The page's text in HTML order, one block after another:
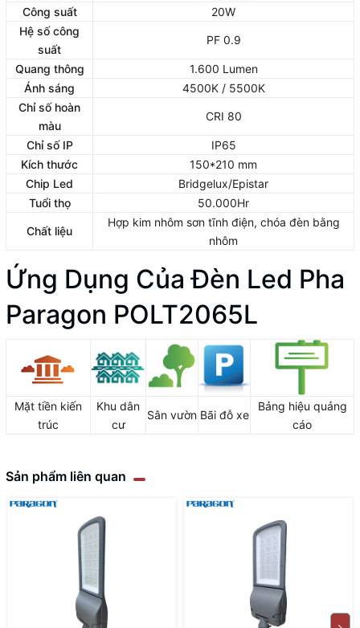
Công suất
20W
Hệ số công
suất
PF 0.9
Quang thông
1.600 Lumen
Ánh sáng
4500K / 5500K
Chỉ số hoàn
màu
CRI 80
Chỉ số IP
IP65
Kích thước
150*210 mm
Chip Led
Bridgelux/Epistar
Tuổi thọ
50.000Hr
Chất liệu
Hợp kim nhôm sơn tĩnh điện, chóa đèn bằng
nhôm
Ứng Dụng Của Đèn Led Pha
Paragon POLT2065L
Mặt tiền kiến
trúc
Khu dân
cư
Sân vườn Bãi đỗ xe
Bảng hiệu quảng
cáo
Sản phẩm liên quan